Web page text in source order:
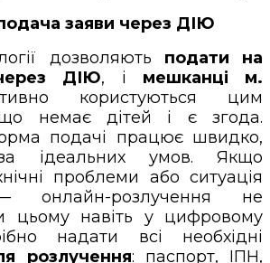
заяви через ДІЮ
дозволяють подати на
ДІЮ, і мешканці м.
користуються цим
немає дітей і є згода.
подачі працює швидко,
ідеальних умов. Якщо
проблеми або ситуація
онлайн-розлучення не
цьому навіть у цифровому
надати всі необхідні
розлучення: паспорт, ІПН,